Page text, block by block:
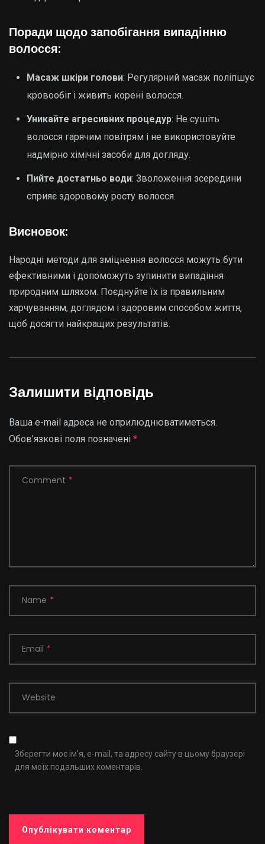
Поради щодо запобігання випадінню
волосся:
Масаж шкіри голови: Регулярний масаж поліпшує
кровообіг і живить корені волосся.
Уникайте агресивних процедур: Не сушіть
волосся гарячим повітрям і не використовуйте
надмірно хімічні засоби для догляду.
Пийте достатньо води: Зволоження зсередини
сприяє здоровому росту волосся.
Висновок:
Народні методи для зміцнення волосся можуть бути
ефективними і допоможуть зупинити випадіння
природним шляхом. Поєднуйте їх із правильним
харчуванням, доглядом і здоровим способом життя,
щоб досягти найкращих результатів.
Залишити відповідь
Ваша e-mail адреса не оприлюднюватиметься.
Обов’язкові поля позначені *
Comment *
Name *
Email *
Website
Зберегти моє ім'я, e-mail, та адресу сайту в цьому браузері
для моїх подальших коментарів.